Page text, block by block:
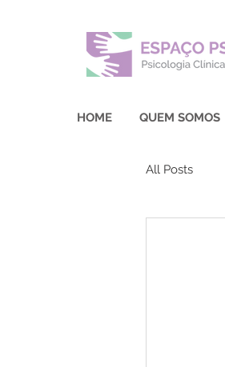
HOME QUEM SOMOS
All Posts